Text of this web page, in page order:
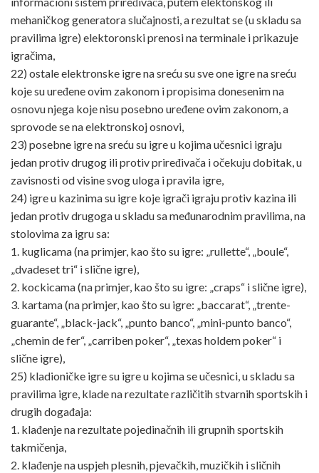
mehaničkog generatora slučajnosti, a rezultat se (u skladu sa
pravilima igre) elektoronski prenosi na terminale i prikazuje
igračima,
22) ostale elektronske igre na sreću su sve one igre na sreću
koje su uređene ovim zakonom i propisima donesenim na
osnovu njega koje nisu posebno uređene ovim zakonom, a
sprovode se na elektronskoj osnovi,
23) posebne igre na sreću su igre u kojima učesnici igraju
jedan protiv drugog ili protiv priređivača i očekuju dobitak, u
zavisnosti od visine svog uloga i pravila igre,
24) igre u kazinima su igre koje igrači igraju protiv kazina ili
jedan protiv drugoga u skladu sa međunarodnim pravilima, na
stolovima za igru sa:
1. kuglicama (na primjer, kao što su igre: „rullette“, „boule“,
„dvadeset tri“ i slične igre),
2. kockicama (na primjer, kao što su igre: „craps“ i slične igre),
3. kartama (na primjer, kao što su igre: „baccarat“, „trente-
guarante“, „black-jack“, „punto banco“, „mini-punto banco“,
„chemin de fer“, „carriben poker“, „texas holdem poker“ i
slične igre),
25) kladioničke igre su igre u kojima se učesnici, u skladu sa
pravilima igre, klade na rezultate različitih stvarnih sportskih i
drugih događaja:
1. klađenje na rezultate pojedinačnih ili grupnih sportskih
takmičenja,
2. klađenje na uspjeh plesnih, pjevačkih, muzičkih i sličnih